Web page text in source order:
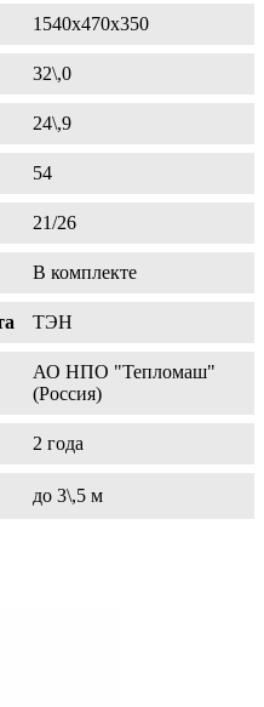
1540х470х350
32\,0
24\,9
54
21/26
В комплекте
ТЭН
АО НПО "Тепломаш"
(Россия)
2 года
до 3\,5 м